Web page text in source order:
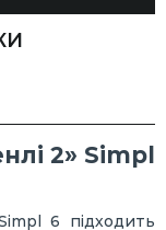
2» Simpl
6 підходить